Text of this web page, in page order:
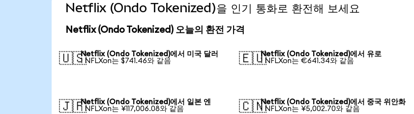
Netflix (Ondo Tokenized)을 인기 통화로 환전해 보세요
Netflix (Ondo Tokenized) 오늘의 환전 가격
🇺🇸Netflix (Ondo Tokenized)에서 미국 달러
1 NFLXon는 $741.46와 같음
🇪🇺Netflix (Ondo Tokenized)에서 유로
1 NFLXon는 €641.34와 같음
🇯🇵Netflix (Ondo Tokenized)에서 일본 엔
1 NFLXon는 ¥117,006.08와 같음
🇨🇳Netflix (Ondo Tokenized)에서 중국 위안화
1 NFLXon는 ¥5,002.70와 같음